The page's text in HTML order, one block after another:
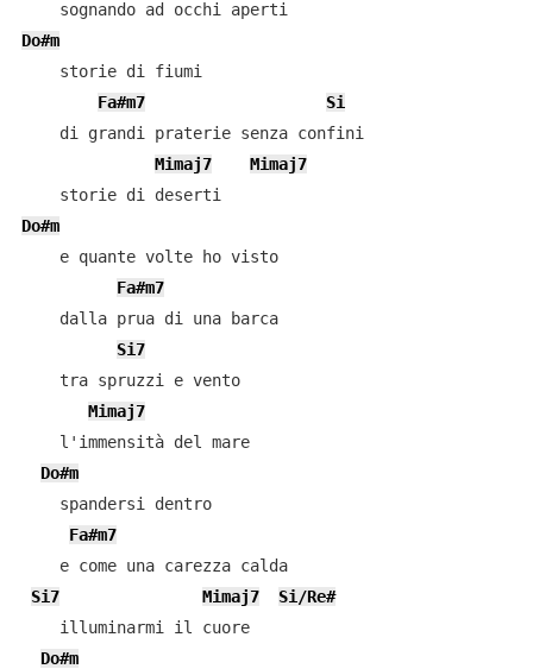
Do#m
    storie di fiumi
Fa#m7
Si
    di grandi praterie senza confini
Mimaj7
Mimaj7
Do#m
    e quante volte ho visto
Fa#m7
    dalla prua di una barca
Si7
    tra spruzzi e vento
Mimaj7
    l'immensità del mare
Do#m
    spandersi dentro
Fa#m7
    e come una carezza calda
Si7
Mimaj7
Si/Re#
    illuminarmi il cuore
Do#m